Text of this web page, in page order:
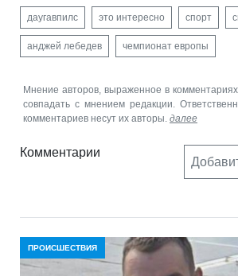
даугавпилс это интересно спорт
анджей лебедев чемпионат европы
Мнение авторов, выраженное в
совпадать с мнением редакции.
комментариев несут их авторы. далее
Комментарии
ПРОИСШЕСТВИЯ